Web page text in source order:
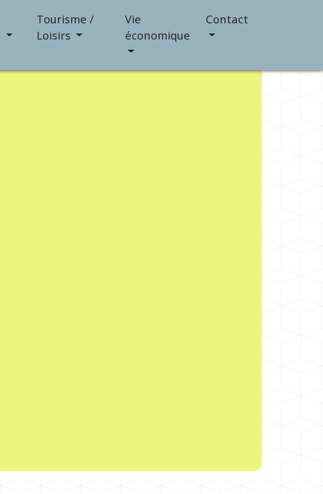
Tourisme /
Loisirs
Vie
économique
Contact